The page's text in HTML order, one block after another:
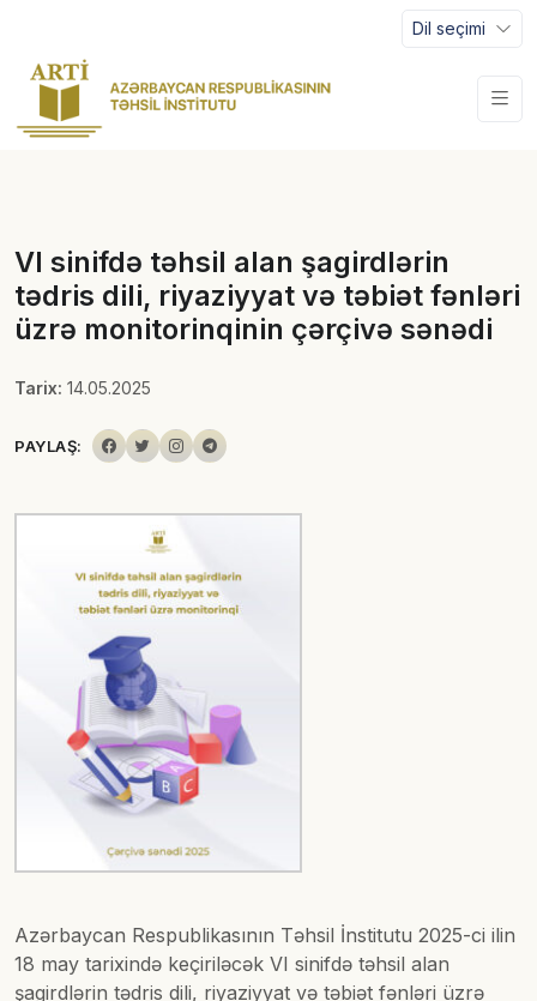
Dil seçimi
VI sinifdə təhsil alan şagirdlərin
tədris dili, riyaziyyat və təbiət fənləri
üzrə monitorinqinin çərçivə sənədi
Tarix: 14.05.2025
PAYLAŞ:
Azərbaycan Respublikasının Təhsil İnstitutu 2025-ci ilin
18 may tarixində keçiriləcək VI sinifdə təhsil alan
şagirdlərin tədris dili, riyaziyyat və təbiət fənləri üzrə